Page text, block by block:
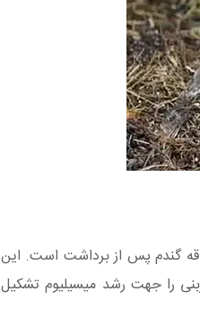
گندم پس از برداشت است. این
را جهت رشد میسیلیوم تشکیل